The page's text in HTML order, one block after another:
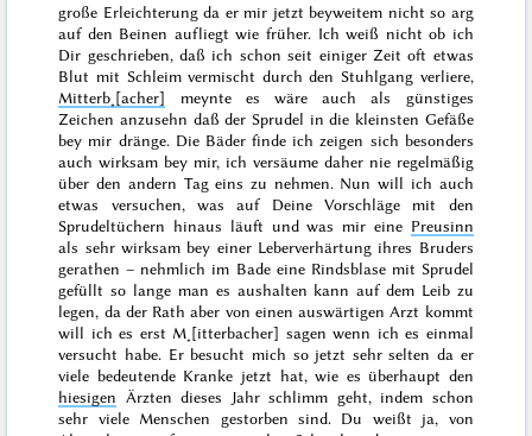
große Erleichterung da er mir jetzt beyweitem nicht so arg
auf den Beinen aufliegt wie früher. Ich weiß nicht ob ich
Dir geschrieben, daß ich schon seit einiger Zeit oft etwas
Blut mit Schleim vermischt durch den Stuhlgang verliere,
Mitterb˖[acher] meynte es wäre auch als günstiges
Zeichen anzusehn daß der Sprudel in die kleinsten Gefäße
bey mir dränge. Die Bäder finde ich zeigen sich besonders
auch wirksam bey mir, ich versäume daher nie regelmäßig
über den andern Tag eins zu nehmen. Nun will ich auch
etwas versuchen, was auf Deine Vorschläge mit den
Sprudeltüchern hinaus läuft und was mir eine Preusinn
als sehr wirksam bey einer Leberverhärtung ihres Bruders
gerathen – nehmlich im Bade eine Rindsblase mit Sprudel
gefüllt so lange man es aushalten kann auf dem Leib zu
legen, da der Rath aber von einen auswärtigen Arzt kommt
will ich es erst M˖[itterbacher] sagen wenn ich es einmal
versucht habe. Er besucht mich so jetzt sehr selten da er
viele bedeutende Kranke jetzt hat, wie es überhaupt den
hiesigen Ärzten dieses Jahr schlimm geht, indem schon
sehr viele Menschen gestorben sind. Du weißt ja, von